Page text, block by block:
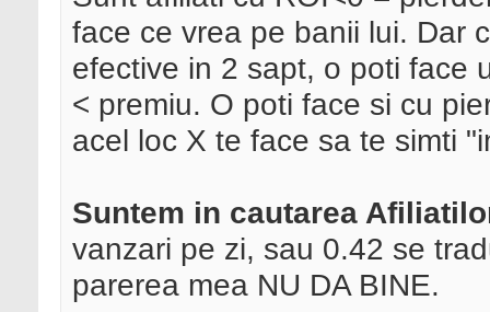
face ce vrea pe banii lui. Dar
efective in 2 sapt, o poti face
< premiu. O poti face si cu
acel loc X te face sa te simti
Suntem in cautarea
vanzari pe zi, sau 0.42 se
parerea mea NU DA BINE.